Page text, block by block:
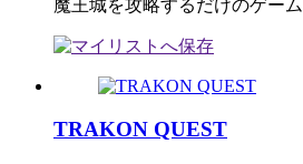
魔王城を攻略するだけのゲーム
TRAKON QUEST